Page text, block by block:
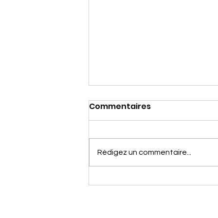
27 Juin 2026, La Team du
Commentaires
Rédigez un commentaire...